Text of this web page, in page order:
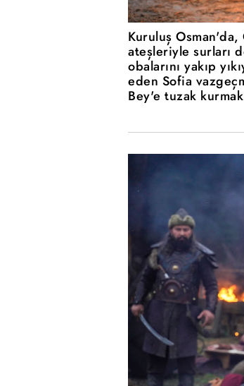
Kuruluş
ateşleriyle surları
obalarını yakıp
eden Sofia
Bey'e tuzak